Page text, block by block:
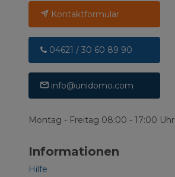
Kontaktformular
04621 / 30 60 89 90
info@unidomo.com
Montag - Freitag 08:00 - 17:00 Uhr
Informationen
Hilfe